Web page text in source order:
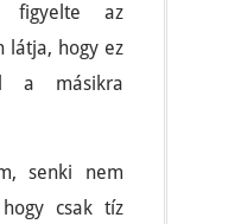
figyelte az
látja, hogy ez
a másikra
senki nem
csak tíz